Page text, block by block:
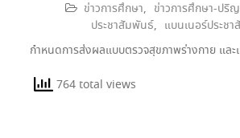
ข่าวการศึกษา, ข่าวการศึกษา-ปริ
ประชาสัมพันธ์, แบนเนอร์ประช
กำหนดการส่งผลแบบตรวจสุขภาพร่างกาย และ
764 total views